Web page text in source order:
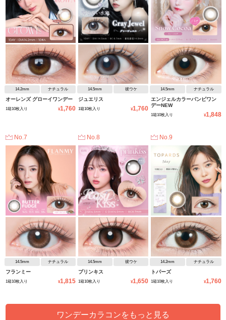
14.2mm ナチュラル
オーレンズ グローイワンデー
1箱10枚入り ¥1,760
14.5mm 彼ウケ
ジュエリス
1箱10枚入り ¥1,760
14.5mm ナチュラル
エンジェルカラーバンビワン
デーNEW
1箱10枚入り ¥1,848
No.7
14.5mm ナチュラル
フランミー
1箱10枚入り ¥1,815
No.8
14.5mm 彼ウケ
プリンキス
1箱10枚入り ¥1,650
No.9
14.2mm ナチュラル
トパーズ
1箱10枚入り ¥1,760
ワンデーカラコンをもっと見る